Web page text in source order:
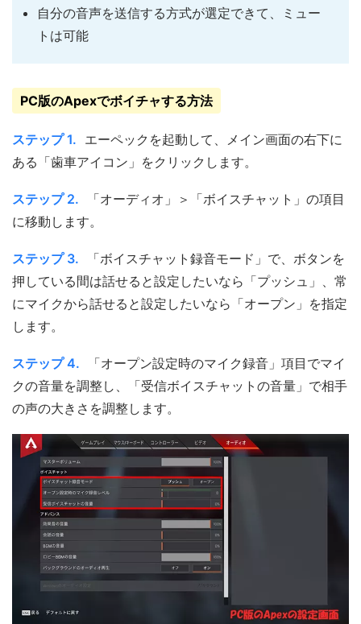
自分の音声を送信する方式が選定できて、ミュー
トは可能
PC版のApexでボイチャする方法
ステップ 1. エーペックを起動して、メイン画面の右下に
ある「歯車アイコン」をクリックします。
ステップ 2.
「オーディオ」＞「ボイスチャット」の項目
に移動します。
ステップ 3.
「ボイスチャット録音モード」で、ボタンを
押している間は話せると設定したいなら「プッシュ」、常
にマイクから話せると設定したいなら「オープン」を指定
します。
ステップ 4.
「オープン設定時のマイク録音」項目でマイ
クの音量を調整し、「受信ボイスチャットの音量」で相手
の声の大きさを調整します。